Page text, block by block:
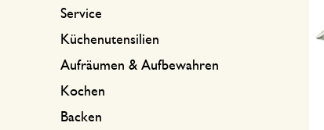
Service
Küchenutensilien
Aufräumen & Aufbewahren
Kochen
Backen